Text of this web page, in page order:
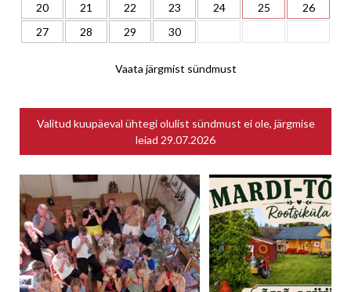
20
21 22 23 24 25
26
27
28 29 30
Vaata järgmist sündmust
Valitud kuupäeval ühtegi olulist sündmust ei ole, järgmise
leiad 29.07.2026